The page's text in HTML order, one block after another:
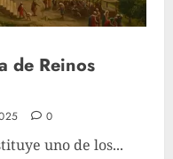
de Reinos
0
uno de los...